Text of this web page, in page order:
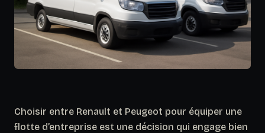
Choisir entre Renault et Peugeot pour équiper une
flotte d’entreprise est une décision qui engage bien